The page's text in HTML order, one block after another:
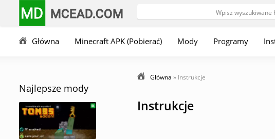
MD MCEAD.COM
Główna Minecraft APK (Pobierać) Mody Programy
Najlepsze mody
Główna » Instrukcje
Instrukcje